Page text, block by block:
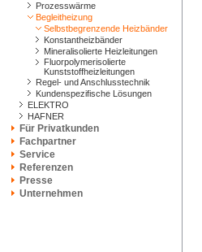
Prozesswärme
Begleitheizung
Selbstbegrenzende Heizbänder
Konstantheizbänder
Mineralisolierte Heizleitungen
Fluorpolymerisolierte
Kunststoffheizleitungen
Regel- und Anschlusstechnik
Kundenspezifische Lösungen
ELEKTRO
HAFNER
Für Privatkunden
Fachpartner
Service
Referenzen
Presse
Unternehmen